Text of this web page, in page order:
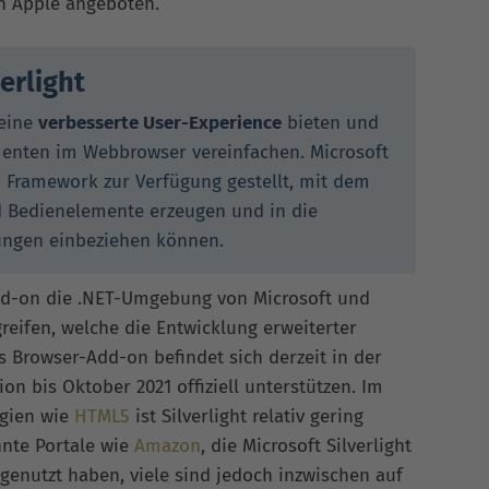
verbesserte User-Experience bieten und
im Webbrowser vereinfachen. Microsoft
zur Verfügung gestellt, mit dem
erzeugen und in die
einbeziehen können.
on die .NET-Umgebung von Microsoft und
welche die Entwicklung erweiterter
Browser-Add-on befindet sich derzeit in der
bis Oktober 2021 offiziell unterstützen. Im
wie HTML5 ist Silverlight relativ gering
Portale wie Amazon, die Microsoft Silverlight
haben, viele sind jedoch inzwischen auf